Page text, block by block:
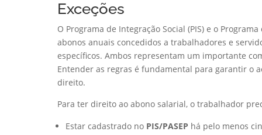
Exceções
O Programa de Integração Social (PIS) e o
abonos anuais concedidos a trabalhadores e
específicos. Ambos representam um importante
Entender as regras é fundamental para garantir o
direito.
Para ter direito ao abono salarial, o trabalhador
Estar cadastrado no PIS/PASEP há pelo menos